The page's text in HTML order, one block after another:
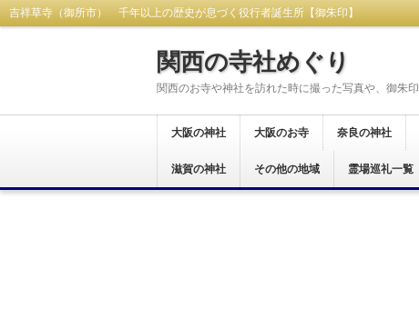
吉祥草寺（御所市） 千年以上の歴史が息づく役行者誕生所【御朱印】
関西の寺社めぐり
関西のお寺や神社を訪れた時に撮った写真や、御朱
大阪の神社
大阪市
東大阪市
八尾市
藤井寺市
富田林市
羽曳野市
柏原市
河内長野市
堺市
大阪狭山市
交野市
松原市
茨木市
岸和田市
和泉市
貝塚市
阪南市
高石市
豊中市
泉佐野市
泉南市
南河内郡
大阪のお寺
大阪市
東大阪市
八尾市
富田林市
河内長野市
羽曳野市
藤井寺市
柏原市
堺市
泉南市
箕面市
和泉市
岸和田市
貝塚市
南河内郡
泉佐野市
豊中市
奈良の神社
奈良市
生駒市
桜井市
橿原市
天理市
御所市
葛城市
大和郡山市
宇陀市
生駒郡
磯城郡
吉野郡
北葛城郡
高市郡
滋賀の神社 その他の地域 霊場巡礼一覧